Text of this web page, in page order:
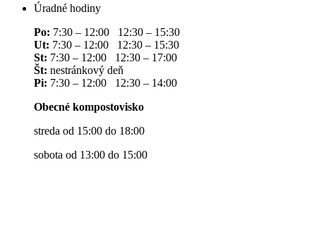
Úradné hodiny
Po: 7:30 – 12:00 12:30 – 15:30
Ut: 7:30 – 12:00 12:30 – 15:30
St: 7:30 – 12:00 12:30 – 17:00
Št: nestránkový deň
Pi: 7:30 – 12:00 12:30 – 14:00
Obecné kompostovisko
streda od 15:00 do 18:00
sobota od 13:00 do 15:00